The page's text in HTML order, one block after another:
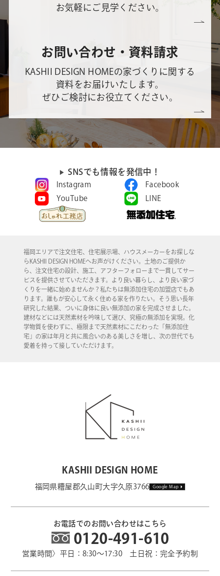
お気軽にご見学ください。
お問い合わせ・資料請求
KASHII DESIGN HOMEの家づくりに関する
資料をお届けいたします。
ぜひご検討にお役立てください。
SNSでも情報を発信中！
Instagram
Facebook
YouTube
LINE
福岡エリアで注文住宅、住宅展示場、ハウスメーカーをお探しな
らKASHII DESIGN HOMEへお声がけください。土地のご提供か
ら、注文住宅の設計、施工、アフターフォローまで一貫してサー
ビスを提供させていただきます。より良い暮らし、より良い家づ
くりを一緒に始めませんか？私たちは無添加住宅の加盟店でもあ
ります。誰もが安心して永く住める家を作りたい。そう思い長年
研究した結果、ついに身体に良い無添加の家を完成させました。
建材などには天然素材を吟味して選び、究極の無添加を実現。化
学物質を使わずに、極限まで天然素材にこだわった「無添加住
宅」の家は年月と共に風合いのある美しさを増し、次の世代でも
愛着を持って接していただけます。
KASHII DESIGN HOME
福岡県糟屋郡久山町大字久原3766 Google Map
お電話でのお問い合わせはこちら
0120-491-610
営業時間〉平日：8:30～17:30 土日祝：完全予約制